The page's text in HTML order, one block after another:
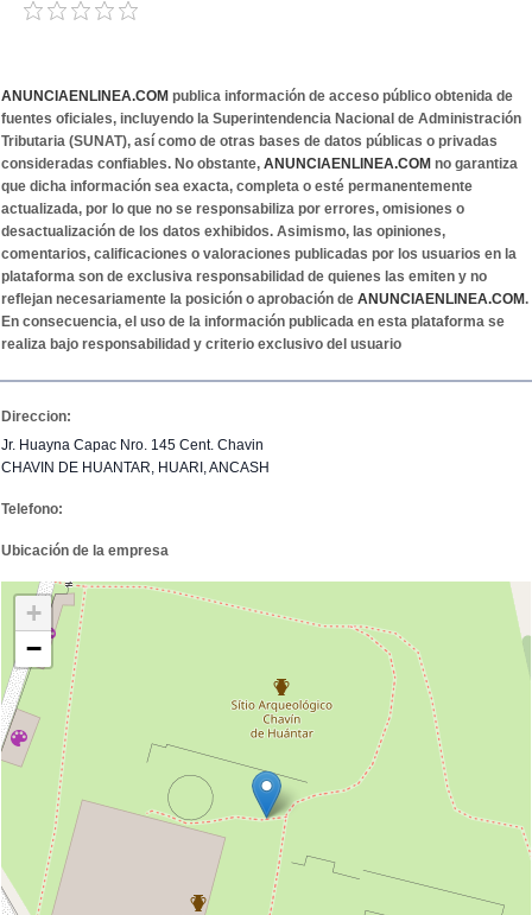
ANUNCIAENLINEA.COM publica información de acceso público obtenida de
fuentes oficiales, incluyendo la Superintendencia Nacional de Administración
Tributaria (SUNAT), así como de otras bases de datos públicas o privadas
consideradas confiables. No obstante, ANUNCIAENLINEA.COM no garantiza
que dicha información sea exacta, completa o esté permanentemente
actualizada, por lo que no se responsabiliza por errores, omisiones o
desactualización de los datos exhibidos. Asimismo, las opiniones,
comentarios, calificaciones o valoraciones publicadas por los usuarios en la
plataforma son de exclusiva responsabilidad de quienes las emiten y no
reflejan necesariamente la posición o aprobación de ANUNCIAENLINEA.COM.
En consecuencia, el uso de la información publicada en esta plataforma se
realiza bajo responsabilidad y criterio exclusivo del usuario
Direccion:
Jr. Huayna Capac Nro. 145 Cent. Chavin
CHAVIN DE HUANTAR, HUARI, ANCASH
Telefono:
Ubicación de la empresa
+
−